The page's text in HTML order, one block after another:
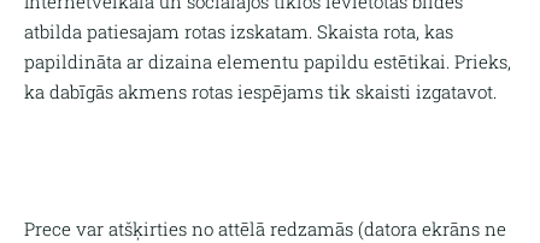
Prece var atšķirties no attēlā redzamās (datora ekrāns ne
atbilda patiesajam rotas izskatam. Skaista rota, kas
papildināta ar dizaina elementu papildu estētikai. Prieks,
ka dabīgās akmens rotas iespējams tik skaisti izgatavot.